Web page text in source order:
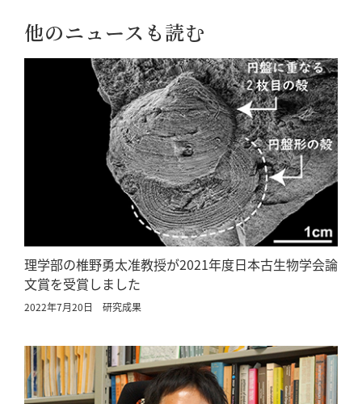
他のニュースも読む
理学部の椎野勇太准教授が2021年度日本古生物学会論
文賞を受賞しました
2022年7月20日 研究成果